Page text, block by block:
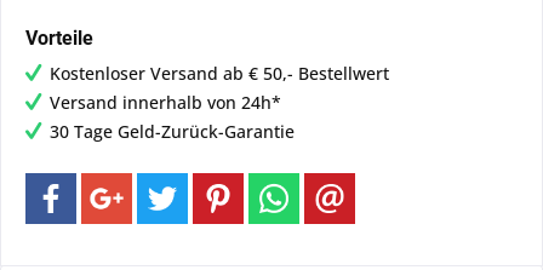
Vorteile
Kostenloser Versand ab € 50,- Bestellwert
Versand innerhalb von 24h*
30 Tage Geld-Zurück-Garantie